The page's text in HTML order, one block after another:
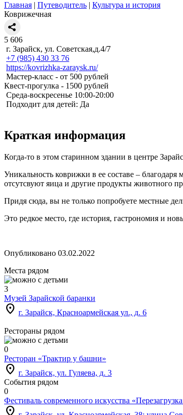
Главная | Путеводитель | Культура и история
Коврижечная
5 606
г. Зарайск, ул. Советская,д.4/7
+7 (985) 430 33 76
https://kovrizhka-zaraysk.ru/
Мастер-класс - от 500 рублей
Квест-прогулка - 1500 рублей
Среда-воскресенье 10:00-20:00
Подходит для детей: Да
Краткая информация
Когда-то в этом старинном здании в центре
Уникальность коврижки в ее составе –
отсутсвуют яица и другие продукты животного
Придя сюда, вы не только попробуете местные
Это редкое место, где история, гастрономия и
Опубликовано 03.02.2022
Места рядом
3
Музей Зарайской баранки
location_on г. Зарайск, Красноармейская ул., д. 6
Рестораны рядом
0
Ресторан «Трактир у башни»
location_on г. Зарайск, ул. Гуляева, д. 3
События рядом
0
Фестиваль современного искусства
location_on